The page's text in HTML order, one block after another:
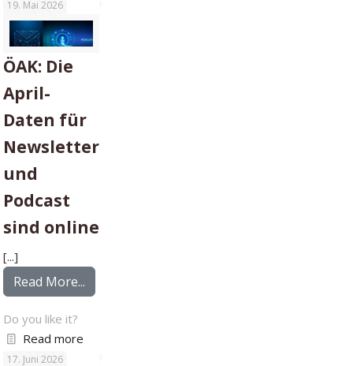
19. Mai 2026
ÖAK: Die
April-
Daten für
Newsletter
und
Podcast
sind online
[...]
Read More...
Do you like it?
Read more
17. Juni 2026